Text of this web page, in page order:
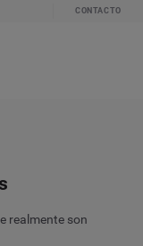
CONTACTO
realmente son